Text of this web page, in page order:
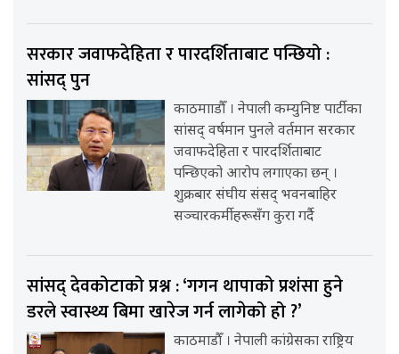
सरकार जवाफदेहिता र पारदर्शिताबाट पन्छियो :
सांसद् पुन
काठमााडौँ । नेपाली कम्युनिष्ट पार्टीका
सांसद् वर्षमान पुनले वर्तमान सरकार
जवाफदेहिता र पारदर्शिताबाट
पन्छिएको आरोप लगाएका छन् ।
शुक्रबार संघीय संसद् भवनबाहिर
सञ्चारकर्मीहरूसँग कुरा गर्दै
सांसद् देवकोटाको प्रश्न : ‘गगन थापाको प्रशंसा हुने
डरले स्वास्थ्य बिमा खारेज गर्न लागेको हो ?’
काठमाडौँ । नेपाली कांग्रेसका राष्ट्रिय